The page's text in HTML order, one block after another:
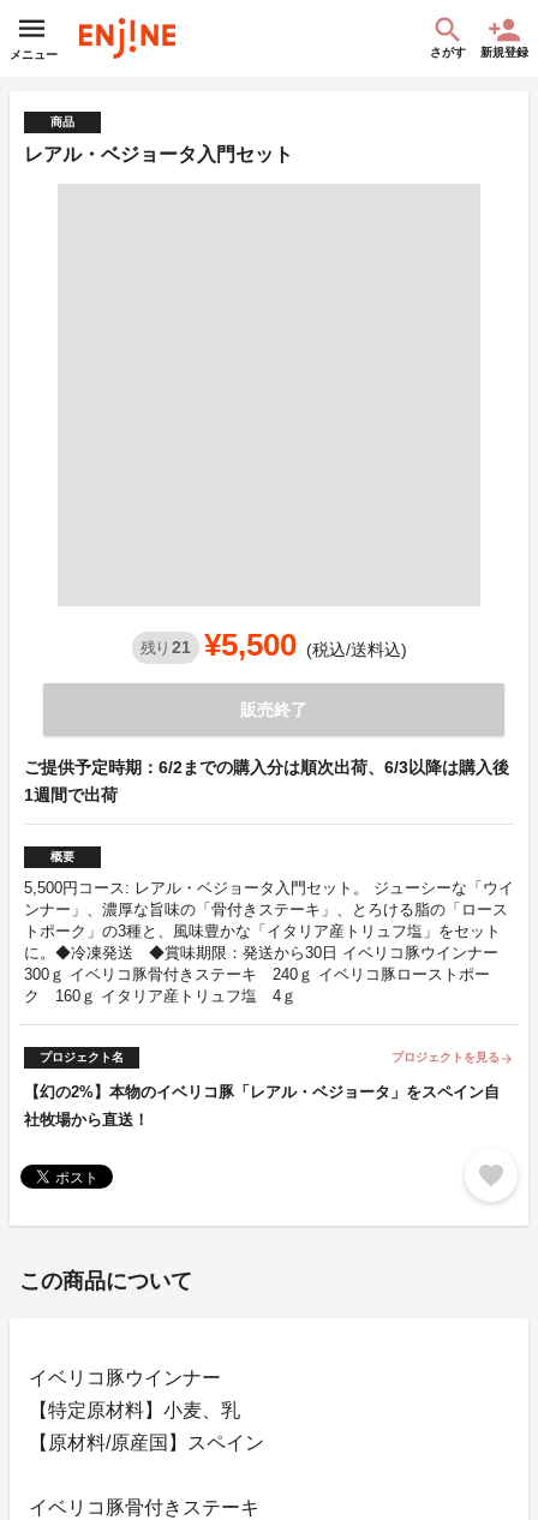
メニュー さがす 新規登録
商品
レアル・ベジョータ入門セット
残り 21 ¥5,500 (税込/送料込)
販売終了
ご提供予定時期：6/2までの購入分は順次出荷、6/3以降は購入後
1週間で出荷
概要
5,500円コース: レアル・ベジョータ入門セット。 ジューシーな「ウイ
ンナー」、濃厚な旨味の「骨付きステーキ」、とろける脂の「ロース
トポーク」の3種と、風味豊かな「イタリア産トリュフ塩」をセット
に。◆冷凍発送 ◆賞味期限：発送から30日 イベリコ豚ウインナー
300ｇ イベリコ豚骨付きステーキ 240ｇ イベリコ豚ローストポー
ク 160ｇ イタリア産トリュフ塩 4ｇ
プロジェクト名 プロジェクトを見る arrow_forward
【幻の2%】本物のイベリコ豚「レアル・ベジョータ」をスペイン自
社牧場から直送！
favorite
この商品について
イベリコ豚ウインナー
【特定原材料】小麦、乳
【原材料/原産国】スペイン
イベリコ豚骨付きステーキ